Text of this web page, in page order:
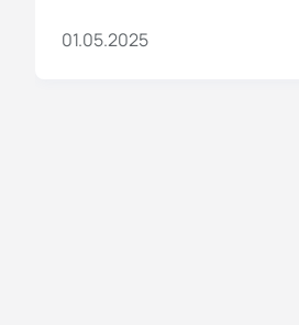
01.05.2025